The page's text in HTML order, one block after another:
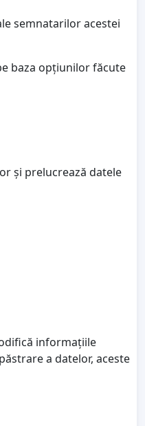
semnatarilor acestei
baza opțiunilor făcute
și prelucrează datele
informațiile
a datelor, aceste